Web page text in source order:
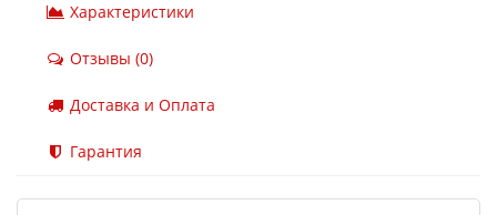
Характеристики
Отзывы (0)
Доставка и Оплата
Гарантия